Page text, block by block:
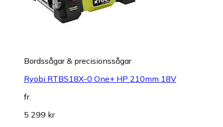
Bordssågar & precisionssågar
Ryobi RTBS18X-0 One+ HP 210mm 18V
fr.
5 299 kr